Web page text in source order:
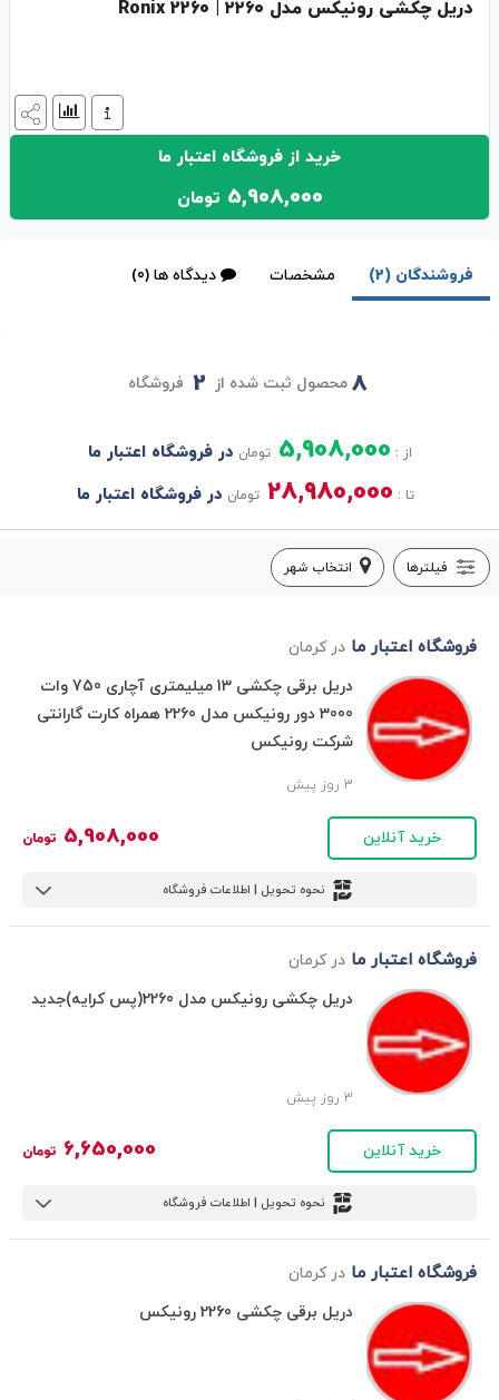
دریل چکشی رونیکس مدل ۲۲۶۰ | Ronix 2260
خرید از فروشگاه اعتبار ما
5,908,000 تومان
فروشندگان (2) مشخصات دیدگاه ها (0)
8 محصول ثبت شده از 2 فروشگاه
از : 5,908,000 تومان در فروشگاه اعتبار ما
تا : 28,980,000 تومان در فروشگاه اعتبار ما
فیلترها انتخاب شهر
فروشگاه اعتبار ما در کرمان
دریل برقی چکشی 13 میلیمتری آچاری 750 وات
3000 دور رونیکس مدل 2260 همراه کارت گارانتی
شرکت رونیکس
3 روز پیش
خرید آنلاین 5,908,000 تومان
نحوه تحویل | اطلاعات فروشگاه
فروشگاه اعتبار ما در کرمان
دریل چکشی رونیکس مدل 2260(پس کرایه)جدید
3 روز پیش
خرید آنلاین 6,650,000 تومان
نحوه تحویل | اطلاعات فروشگاه
فروشگاه اعتبار ما در کرمان
دریل برقی چکشی 2260 رونیکس